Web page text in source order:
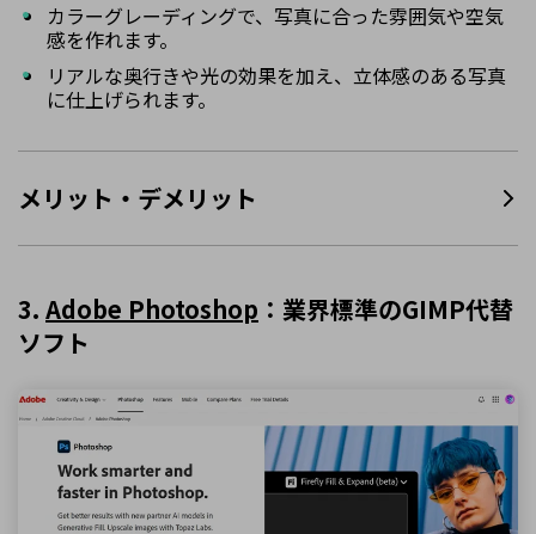
カラーグレーディングで、写真に合った雰囲気や空気
感を作れます。
リアルな奥行きや光の効果を加え、立体感のある写真
に仕上げられます。
メリット・デメリット
3. Adobe Photoshop ：業界標準のGIMP代替
ソフト